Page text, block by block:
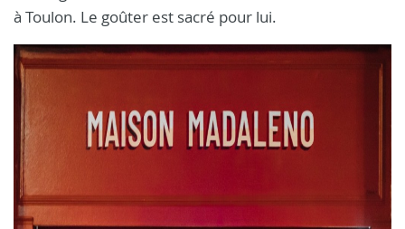
à Toulon. Le goûter est sacré pour lui.